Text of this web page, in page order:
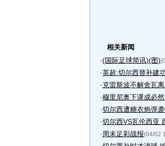
相关新闻
·(国际足球简讯)(图)
·英超:切尔西替补建
·克雷斯波不解舍瓦
·穆里尼奥下课成必
·切尔西遭糖衣炮弹
·切尔西VS瓦伦西亚
· 周末足彩战报(04/02